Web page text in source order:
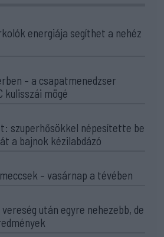
energiája segíthet a nehéz
– a csapatmenedzser
kulisszái mögé
szuperhősökkel népesítette be
a bajnok kézilabdázó
– vasárnap a tévében
után egyre nehezebb, de